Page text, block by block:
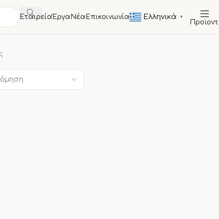
Εταιρεία Έργα Νέα Επικοινωνία Ελληνικά ▼